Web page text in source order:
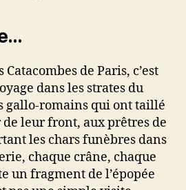
de Paris, c’est
dans les strates du
gallo-romains qui ont taillé
leur front, aux prêtres de
les chars funèbres dans
chaque crâne, chaque
un fragment de l’épopée